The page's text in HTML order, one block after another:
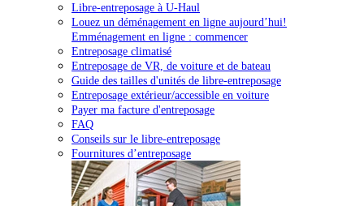
Libre-entreposage à U-Haul
Louez un déménagement en ligne aujourd’hui!
Emménagement en ligne : commencer
Entreposage climatisé
Entreposage de VR, de voiture et de bateau
Guide des tailles d'unités de libre-entreposage
Entreposage extérieur/accessible en voiture
Payer ma facture d'entreposage
FAQ
Conseils sur le libre-entreposage
Fournitures d’entreposage